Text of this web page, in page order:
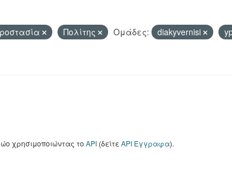
Πολίτης Ομάδες: diakyvernisi
χρησιμοποιώντας τοAPI(δείτεAPI Έγγραφα).